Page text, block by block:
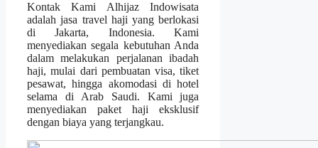
Kontak Kami Alhijaz Indowisata
adalah jasa travel haji yang berlokasi
di Jakarta, Indonesia. Kami
menyediakan segala kebutuhan Anda
dalam melakukan perjalanan ibadah
haji, mulai dari pembuatan visa, tiket
pesawat, hingga akomodasi di hotel
selama di Arab Saudi. Kami juga
menyediakan paket haji eksklusif
dengan biaya yang terjangkau.